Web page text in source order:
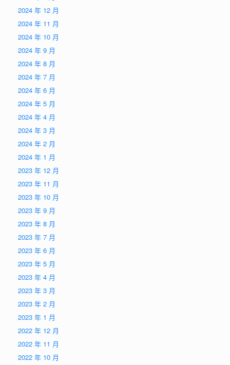
2024 年 12 月
2024 年 11 月
2024 年 10 月
2024 年 9 月
2024 年 8 月
2024 年 7 月
2024 年 6 月
2024 年 5 月
2024 年 4 月
2024 年 3 月
2024 年 2 月
2024 年 1 月
2023 年 12 月
2023 年 11 月
2023 年 10 月
2023 年 9 月
2023 年 8 月
2023 年 7 月
2023 年 6 月
2023 年 5 月
2023 年 4 月
2023 年 3 月
2023 年 2 月
2023 年 1 月
2022 年 12 月
2022 年 11 月
2022 年 10 月